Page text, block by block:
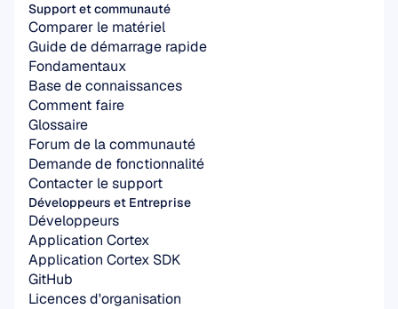
Support et communauté
Comparer le matériel
Guide de démarrage rapide
Fondamentaux
Base de connaissances
Comment faire
Glossaire
Forum de la communauté
Demande de fonctionnalité
Contacter le support
Développeurs et Entreprise
Développeurs
Application Cortex
Application Cortex SDK
GitHub
Licences d'organisation